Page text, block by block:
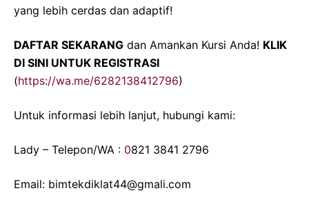
yang lebih cerdas dan adaptif!
DAFTAR SEKARANG dan Amankan Kursi Anda! KLIK
DI SINI UNTUK REGISTRASI
(https://wa.me/6282138412796)
Untuk informasi lebih lanjut, hubungi kami:
Lady – Telepon/WA : 0821 3841 2796
Email: bimtekdiklat44@gmali.com